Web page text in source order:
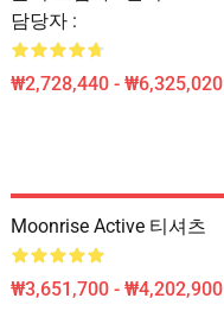
담당자 :
₩2,728,440 - ₩6,325,020
Moonrise Active 티셔츠
₩3,651,700 - ₩4,202,900